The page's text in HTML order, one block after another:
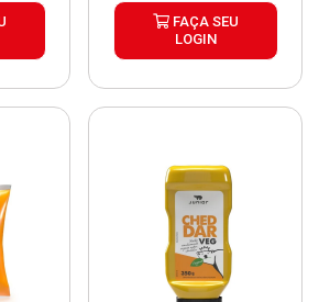
FAÇA SEU
LOGIN